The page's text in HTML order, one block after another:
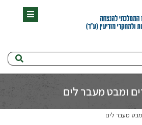
תפריט
ומבט מעבר לים
מעבר לים